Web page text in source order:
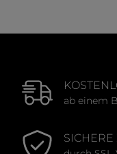
ab einem